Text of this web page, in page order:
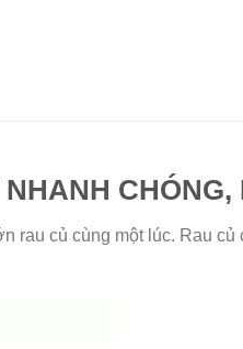
CHÓNG,
củ cùng một lúc. Rau